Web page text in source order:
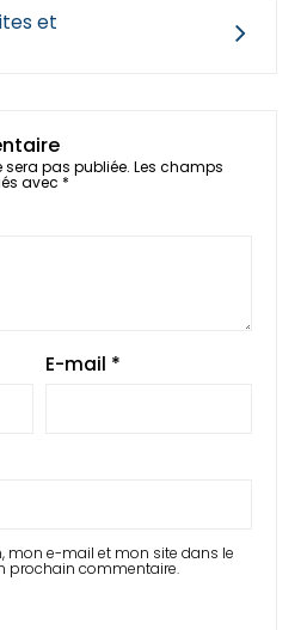
et
pas publiée. Les champs
avec *
E-mail *
mon e-mail et mon site dans le
prochain commentaire.